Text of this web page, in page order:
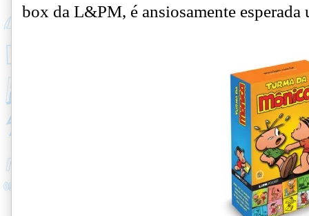
box da L&PM, é ansiosamente esperada